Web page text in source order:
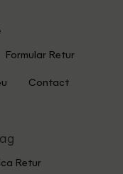
Formular Retur
Contact
Retur